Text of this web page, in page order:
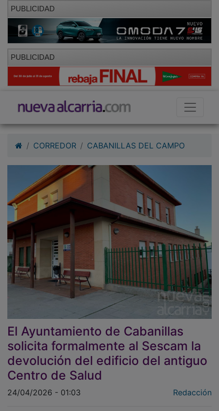
PUBLICIDAD
PUBLICIDAD
El Ayuntamiento de Cabanillas
solicita formalmente al Sescam la
devolución del edificio del antiguo
Centro de Salud